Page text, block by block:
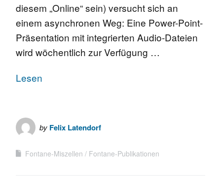
diesem „Online“ sein) versucht sich an
einem asynchronen Weg: Eine Power-Point-
Präsentation mit integrierten Audio-Dateien
wird wöchentlich zur Verfügung …
Lesen
by Felix Latendorf
Fontane-Miszellen Fontane-Publikationen